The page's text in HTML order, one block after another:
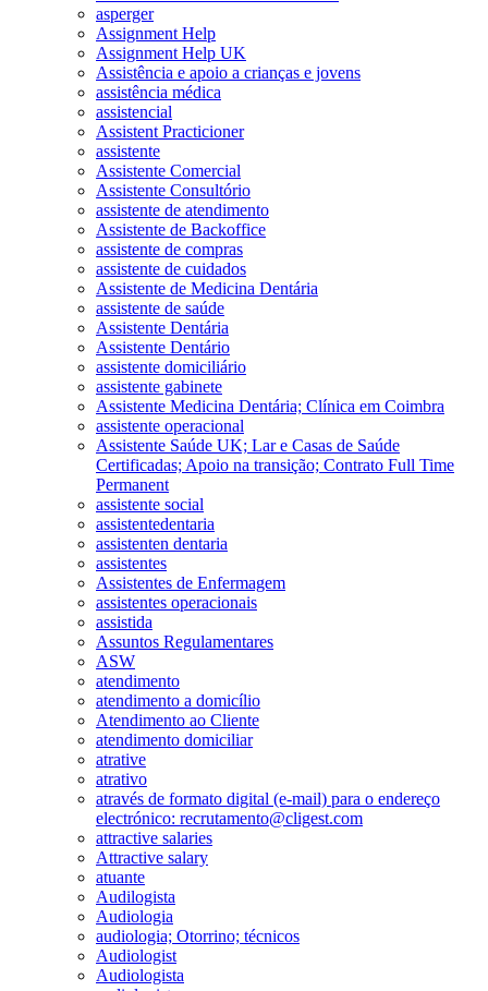
asperger
Assignment Help
Assignment Help UK
Assistência e apoio a crianças e jovens
assistência médica
assistencial
Assistent Practicioner
assistente
Assistente Comercial
Assistente Consultório
assistente de atendimento
Assistente de Backoffice
assistente de compras
assistente de cuidados
Assistente de Medicina Dentária
assistente de saúde
Assistente Dentária
Assistente Dentário
assistente domiciliário
assistente gabinete
Assistente Medicina Dentária; Clínica em Coimbra
assistente operacional
Assistente Saúde UK; Lar e Casas de Saúde
Certificadas; Apoio na transição; Contrato Full Time
Permanent
assistente social
assistentedentaria
assistenten dentaria
assistentes
Assistentes de Enfermagem
assistentes operacionais
assistida
Assuntos Regulamentares
ASW
atendimento
atendimento a domicílio
Atendimento ao Cliente
atendimento domiciliar
atrative
atrativo
através de formato digital (e-mail) para o endereço
electrónico: recrutamento@cligest.com
attractive salaries
Attractive salary
atuante
Audilogista
Audiologia
audiologia; Otorrino; técnicos
Audiologist
Audiologista